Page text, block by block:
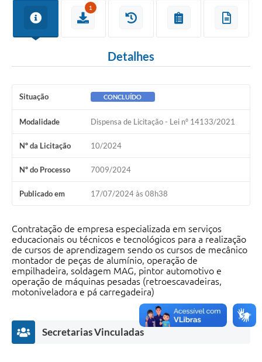
1
Detalhes
Situação CONCLUÍDO
Modalidade Dispensa de Licitação - Lei nº 14133/2021
Nº da Licitação 10/2024
Nº do Processo 7009/2024
Publicado em 17/07/2024 às 08h38
Contratação de empresa especializada em serviços
educacionais ou técnicos e tecnológicos para a realização
de cursos de aprendizagem sendo os cursos de mecânico
montador de peças de alumínio, operação de
empilhadeira, soldagem MAG, pintor automotivo e
operação de máquinas pesadas (retroescavadeiras,
motoniveladora e pá carregadeira)
Secretarias Vinculadas